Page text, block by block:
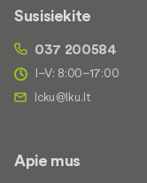
Susisiekite
037 200584
I–V: 8:00–17:00
Apie mus